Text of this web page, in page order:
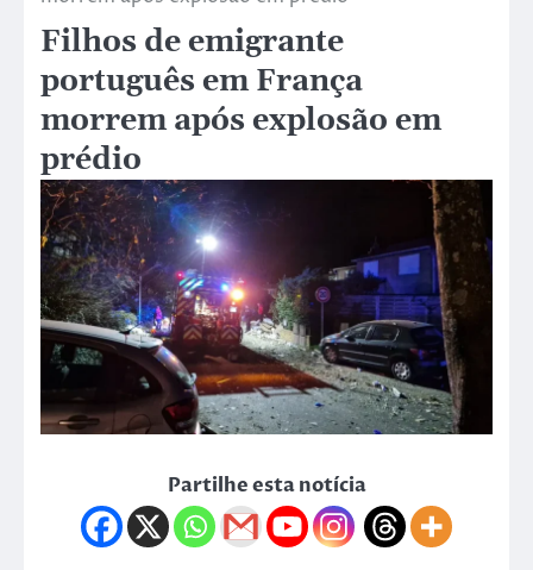
Filhos de emigrante
português em França
morrem após explosão em
prédio
Partilhe esta notícia